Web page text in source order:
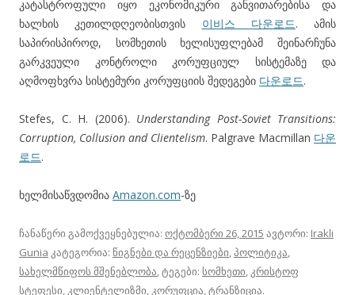
კატასტროფული იყო ეკონომიკური განვითარებისა და
ხალხის კეთილდღეობისთვის 이비스 다운로드. ამის
საპირისპიროდ, სომხეთის ხელისუფლებამ შეინარჩუნა
გარკვეული კონტროლი კორუფციულ სისტემაზე და
აღმოფხვრა სისტემური კორუფციის შედეგები 다운로드.
Stefes, C. H. (2006). Understanding Post-Soviet Transitions:
Corruption, Collusion and Clientelism. Palgrave Macmillan 다운
로드.
ხელმისაწვდომია Amazon.com-ზე
ჩანაწერი გამოქვეყნებულია: ოქტომბერი 26, 2015 ავტორი: Irakli
Gunia კატეგორია: წიგნები და რეცენზიები,პოლიტიკა,
სახელმწიფოს მშენებლობა, ტეგები: სომხეთი,კრისტოფ
სტეფესი,კლიენტელიზმი,კორუფცია,ტრანზიცია.